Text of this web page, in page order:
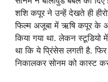
शशि कपूर ने उन्हें देखते ही
फिल्म अजूबा में ऋषि कपूर के
किया गया था. लेकन स्टूडियो
था कि ये प्रिंसेस लगती है.
निकालकर सोनम को कास्ट कर